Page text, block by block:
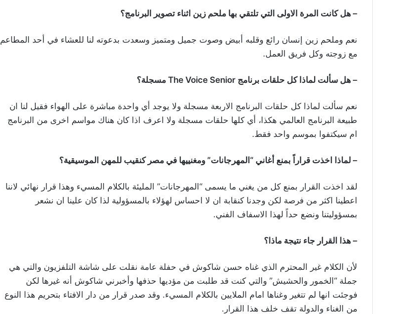
– هل كانت المرة الاولى التي تلتقي بها ملحم زين اثناء تصوير البرنامج؟
نعم وملحم زين إنسان رائع وقلبه أبيض وصوت جميل ومتميز وسعدت بدعوته لنا للعشاء في أحد المطاعم
مع زوجته وكل فريق العمل.
– هل سألت لماذا كل حلقات برنامج The Voice Senior مسجلة؟
نعم سألت لماذا كل حلقات البرنامج الاربعة مسجلة ولا يوجد أي واحدة مباشرة على الهواء فقيل لنا ان
طبيعة البرنامج العالمي هكذا، أي كلها حلقات مسجلة ولا اعرف اذا كان هناك مواسم اخرى من البرنامج
ام سيكتفوا بموسم واحد فقط.
– لماذا اخذت قراراً بمنع أغاني “المهرجانات” ومغنييها في مصر كنقيب للمهن الموسيقية؟
لقد اخذت القرار بمنع كل من يغني ما يسمى “المهرجانات” المليئة بالكلام المسيء وهذا قرار نهائي لاننا
اعطينا اكثر من فرصة لكن وجدنا كنقابة ان لا احساس لهؤلاء بالمسؤولية لذا كان علينا ان نشعر
بمسؤوليتنا ونضع حداً لهذا الاسفاف الفني.
– هذا القرار جاء نتيجة ماذا؟
لأن الكلام غير المحترم الذي غناه حسن شاكوش في حفلة عامة نقلت على شاشة التلفزيون والتي هي
جملة “الخمور والحشيش” والتي كنت قد طلبت من مؤديها حذفها وأخبرني شاكوش أنه غيرها لكن
فوجئت انها لم تتغير وغناها امام الملايين بالكلام المسيء. وقد صدر قرار من دار الافتاء بتحريم هذا النوع
من الغناء والدولة تقف خلف هذا القرار.